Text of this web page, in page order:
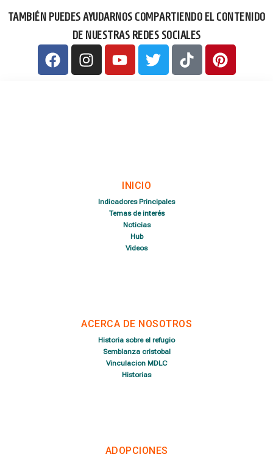
TAMBIÉN PUEDES AYUDARNOS COMPARTIENDO EL CONTENIDO
DE NUESTRAS REDES SOCIALES
INICIO
Indicadores Principales
Temas de interés
Noticias
Hub
Videos
ACERCA DE NOSOTROS
Historia sobre el refugio
Semblanza cristobal
Vinculacion MDLC
Historias
ADOPCIONES